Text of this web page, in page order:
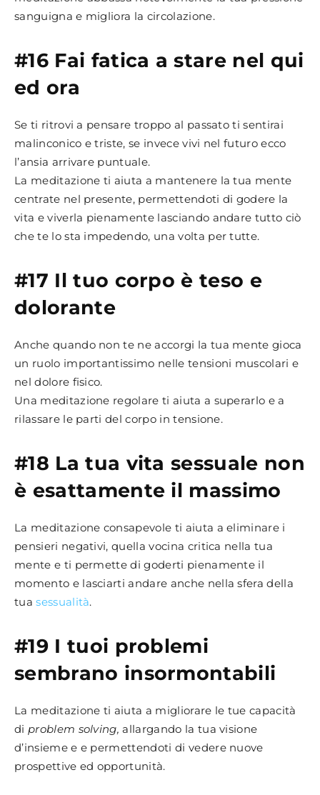
sanguigna e migliora la circolazione.
#16 Fai fatica a stare nel qui
ed ora
Se ti ritrovi a pensare troppo al passato ti sentirai
malinconico e triste, se invece vivi nel futuro ecco
l’ansia arrivare puntuale.
La meditazione ti aiuta a mantenere la tua mente
centrate nel presente, permettendoti di godere la
vita e viverla pienamente lasciando andare tutto ciò
che te lo sta impedendo, una volta per tutte.
#17 Il tuo corpo è teso e
dolorante
Anche quando non te ne accorgi la tua mente gioca
un ruolo importantissimo nelle tensioni muscolari e
nel dolore fisico.
Una meditazione regolare ti aiuta a superarlo e a
rilassare le parti del corpo in tensione.
#18 La tua vita sessuale non
è esattamente il massimo
La meditazione consapevole ti aiuta a eliminare i
pensieri negativi, quella vocina critica nella tua
mente e ti permette di goderti pienamente il
momento e lasciarti andare anche nella sfera della
tuasessualità.
#19 I tuoi problemi
sembrano insormontabili
La meditazione ti aiuta a migliorare le tue capacità
di problem solving, allargando la tua visione
d’insieme e e permettendoti di vedere nuove
prospettive ed opportunità.